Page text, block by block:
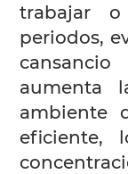
trabajar
periodos,
aumenta
ambiente
eficiente,